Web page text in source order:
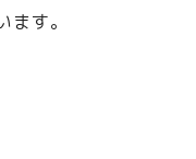
ます。